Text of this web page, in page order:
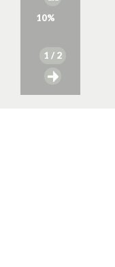
10%
1 / 2